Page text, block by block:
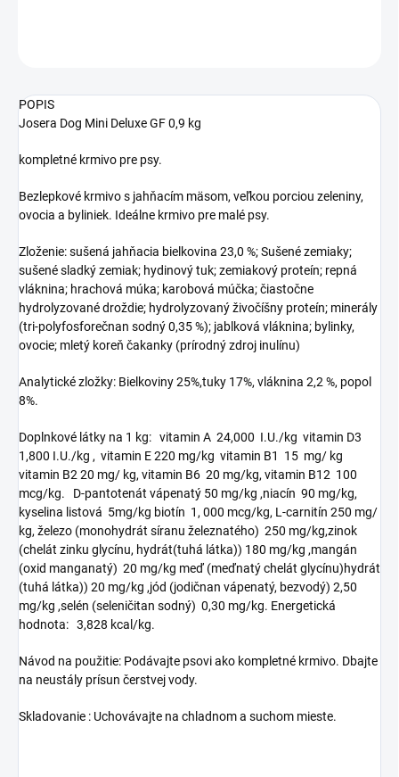
POPIS
Josera Dog Mini Deluxe GF 0,9 kg
kompletné krmivo pre psy.
Bezlepkové krmivo s jahňacím mäsom, veľkou porciou zeleniny,
ovocia a byliniek. Ideálne krmivo pre malé psy.
Zloženie: sušená jahňacia bielkovina 23,0 %; Sušené zemiaky;
sušené sladký zemiak; hydinový tuk; zemiakový proteín; repná
vláknina; hrachová múka; karobová múčka; čiastočne
hydrolyzované droždie; hydrolyzovaný živočíšny proteín; minerály
(tri-polyfosforečnan sodný 0,35 %); jablková vláknina; bylinky,
ovocie; mletý koreň čakanky (prírodný zdroj inulínu)
Analytické zložky: Bielkoviny 25%,tuky 17%, vláknina 2,2 %, popol
8%.
Doplnkové látky na 1 kg: vitamin A 24,000 I.U./kg vitamin D3
1,800 I.U./kg , vitamin E 220 mg/kg vitamin B1 15 mg/ kg
vitamin B2 20 mg/ kg, vitamin B6 20 mg/kg, vitamin B12 100
mcg/kg. D-pantotenát vápenatý 50 mg/kg ,niacín 90 mg/kg,
kyselina listová 5mg/kg biotín 1, 000 mcg/kg, L-carnitín 250 mg/
kg, železo (monohydrát síranu železnatého) 250 mg/kg,zinok
(chelát zinku glycínu, hydrát(tuhá látka)) 180 mg/kg ,mangán
(oxid manganatý) 20 mg/kg meď (meďnatý chelát glycínu)hydrát
(tuhá látka)) 20 mg/kg ,jód (jodičnan vápenatý, bezvodý) 2,50
mg/kg ,selén (seleničitan sodný) 0,30 mg/kg. Energetická
hodnota: 3,828 kcal/kg.
Návod na použitie: Podávajte psovi ako kompletné krmivo. Dbajte
na neustály prísun čerstvej vody.
Skladovanie : Uchovávajte na chladnom a suchom mieste.